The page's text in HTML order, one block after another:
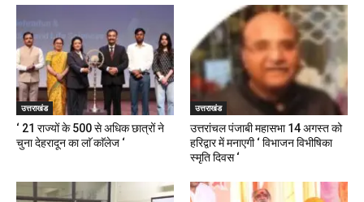
उत्तराखंड
‘ 21 राज्यों के 500 से अधिक छात्रों ने
चुना देहरादून का लाॅ काॅलेज ‘
उत्तराखंड
उत्तरांचल पंजाबी महासभा 14 अगस्त को
हरिद्वार में मनाएगी ‘ विभाजन विभीषिका
स्मृति दिवस ‘